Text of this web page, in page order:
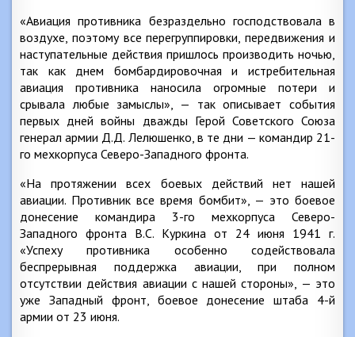
«Авиация противника безраздельно господствовала в
воздухе, поэтому все перегруппировки, передвижения и
наступательные действия пришлось производить ночью,
так как днем бомбардировочная и истребительная
авиация противника наносила огромные потери и
срывала любые замыслы», — так описывает события
первых дней войны дважды Герой Советского Союза
генерал армии Д.Д. Лелюшенко, в те дни — командир 21-
го мехкорпуса Северо-Западного фронта.
«На протяжении всех боевых действий нет нашей
авиации. Противник все время бомбит», — это боевое
донесение командира 3-го мехкорпуса Северо-
Западного фронта B.C. Куркина от 24 июня 1941 г.
«Успеху противника особенно содействовала
беспрерывная поддержка авиации, при полном
отсутствии действия авиации с нашей стороны», — это
уже Западный фронт, боевое донесение штаба 4-й
армии от 23 июня.